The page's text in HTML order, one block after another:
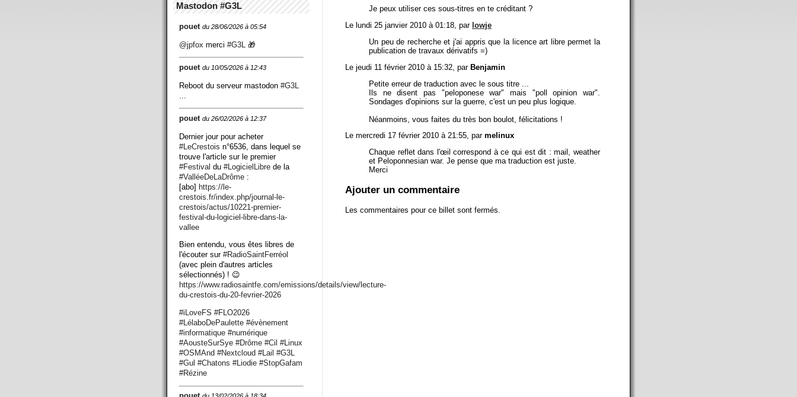
Je peux utiliser ces sous-titres en te créditant ?
Le lundi 25 janvier 2010 à 01:18, par lowje
Un peu de recherche et j'ai appris que la licence art libre permet la
publication de travaux dérivatifs =)
Le jeudi 11 février 2010 à 15:32, par Benjamin
Petite erreur de traduction avec le sous titre ...
Ils ne disent pas "peloponese war" mais "poll opinion war".
Sondages d'opinions sur la guerre, c'est un peu plus logique.
Néanmoins, vous faites du très bon boulot, félicitations !
Le mercredi 17 février 2010 à 21:55, par melinux
Chaque reflet dans l'œil correspond à ce qui est dit : mail, weather
et Peloponnesian war. Je pense que ma traduction est juste.
Merci
Ajouter un commentaire
Les commentaires pour ce billet sont fermés.
Mastodon #G3L
pouet du 28/06/2026 à 05:54
@jpfox merci #G3L 🎁
pouet du 10/05/2026 à 12:43
Reboot du serveur mastodon #G3L
pouet du 26/02/2026 à 12:37
Dernier jour pour acheter
#LeCrestois n°6536, dans lequel se
trouve l'article sur le premier
#Festival du #LogicielLibre de la
#ValléeDeLaDrôme :
[abo] https://le-
crestois.fr/index.php/journal-le-
crestois/actus/10221-premier-
festival-du-logiciel-libre-dans-la-
vallee
Bien entendu, vous êtes libres de
l'écouter sur #RadioSaintFerréol
(avec plein d'autres articles
sélectionnés) ! 😉
https://www.radiosaintfe.com/emissions/details/view/lecture-
du-crestois-du-20-fevrier-2026
#iLoveFS #FLO2026
#LélaboDePaulette #évènement
#informatique #numérique
#AousteSurSye #Drôme #Cil #Linux
#OSMAnd #Nextcloud #Lail #G3L
#Gul #Chatons #Liodie #StopGafam
#Rézine